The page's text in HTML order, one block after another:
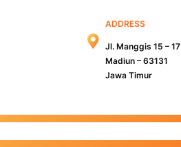
ADDRESS
Jl. Manggis 15 – 17
Madiun – 63131
Jawa Timur